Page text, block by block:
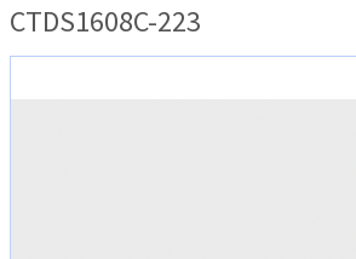
CTDS1608C-223